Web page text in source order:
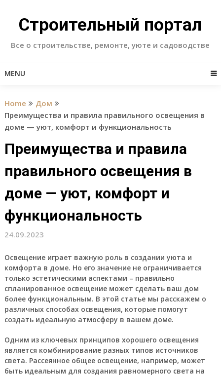
contentСтроительный портал
Все о строительстве, ремонте, уюте и садоводстве
MENU
Home
Дом
Преимущества и правила правильного освещения в
доме — уют, комфорт и функциональность
Преимущества и правила
правильного освещения в
доме — уют, комфорт и
функциональность
24.09.2023
Освещение играет важную роль в создании уюта и
комфорта в доме. Но его значение не ограничивается
только эстетическими аспектами – правильно
спланированное освещение может сделать ваш дом
более функциональным. В этой статье мы расскажем о
различных способах освещения, которые помогут
создать идеальную атмосферу в вашем доме.
Одним из ключевых принципов хорошего освещения
является комбинирование разных типов источников
света. Рассеянное общее освещение, например, может
быть идеальным для создания равномерного света на